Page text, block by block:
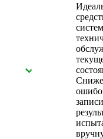
систем
записи